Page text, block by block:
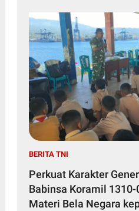
BERITA TNI
Perkuat Karakter
Babinsa Koramil
Materi Bela Negara